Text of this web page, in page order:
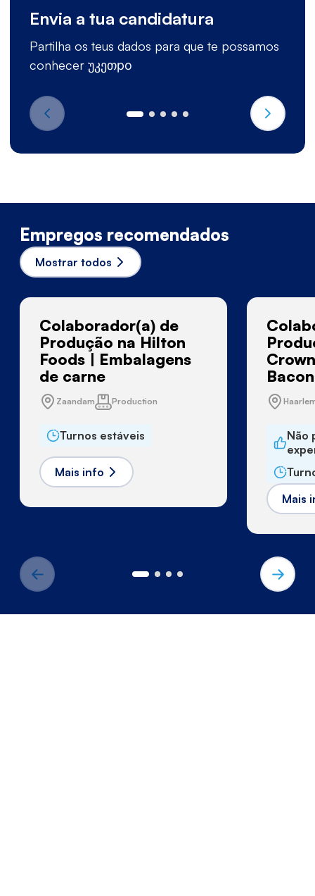
Envia a tua candidatura
Partilha os teus dados para que te possamos
conhecer უკეთро
Empregos recomendados
Mostrar todos
Colaborador(a) de
Produção na Hilton
Foods | Embalagens
de carne
Zaandam Production
Turnos estáveis
Mais info
Bacon
Não
Mais